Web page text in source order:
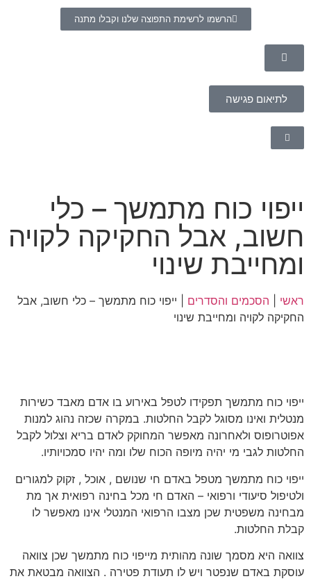
הרשמו לרשימת התפוצה שלנו וקבלו מתנה
לתיאום פגישה
ייפוי כוח מתמשך – כלי
חשוב, אבל החקיקה לקויה
ומחייבת שינוי
ראשי הסכמים והסדרים
ייפוי כוח מתמשך – כלי חשוב, אבל
החקיקה לקויה ומחייבת שינוי
ייפוי כוח מתמשך תפקידו לטפל באירוע בו אדם מאבד כשירות
מנטלית ואינו מסוגל לקבל החלטות. במקרה שכזה נהוג למנות
אפוטרופוס ולאחרונה מאפשר המחוקק לאדם בריא וצלול לקבל
החלטות לגבי מי יהיה מיופה הכוח שלו ומה יהיו סמכויותיו.
ייפוי כוח מתמשך מטפל באדם חי שנושם , אוכל , זקוק למגורים
ולטיפול סיעודי ורפואי – האדם חי מכל בחינה רפואית אך מת
מבחינה משפטית שכן מצבו הרפואי המנטלי אינו מאפשר לו
קבלת החלטות.
צוואה היא מסמך שונה מהותית מייפוי כוח מתמשך שכן צוואה
עוסקת באדם שנפטר ויש לו תעודת פטירה . הצוואה מבטאת את